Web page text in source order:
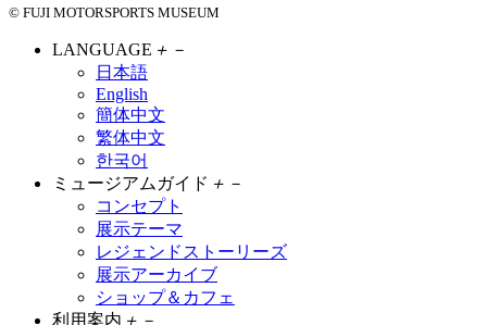
© FUJI MOTORSPORTS MUSEUM
LANGUAGE ＋ －
日本語
English
簡体中文
繁体中文
한국어
ミュージアムガイド ＋ －
コンセプト
展示テーマ
レジェンドストーリーズ
展示アーカイブ
ショップ＆カフェ
利用案内 ＋ －